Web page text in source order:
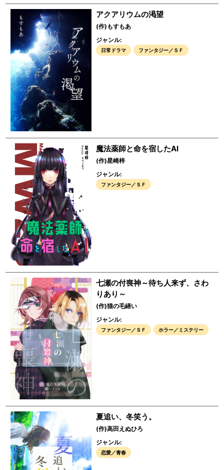
アクアリウムの渇望
(作)もすもあ
ジャンル:
日常ドラマ ファンタジー／ＳＦ
魔法薬師と命を宿したAI
(作)星崎梓
ジャンル:
ファンタジー／ＳＦ
七瀬の付喪神～待ち人来ず、さわ
りあり～
(作)猫の毛繕い
ジャンル:
ファンタジー／ＳＦ ホラー／ミステリー
夏追い、冬笑う。
(作)高田えぬひろ
ジャンル:
恋愛／青春